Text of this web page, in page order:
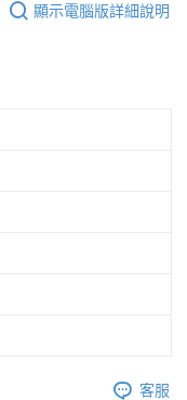
顯示電腦版詳細說明
客服